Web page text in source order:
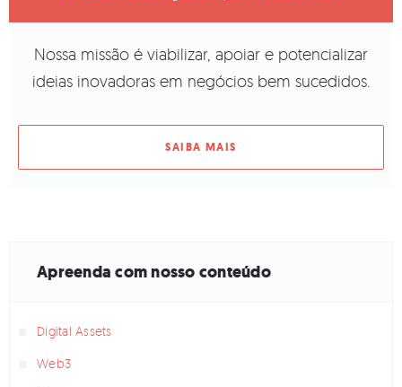
Nossa missão é viabilizar, apoiar e potencializar
ideias inovadoras em negócios bem sucedidos.
SAIBA MAIS
Apreenda com nosso conteúdo
Digital Assets
Web3